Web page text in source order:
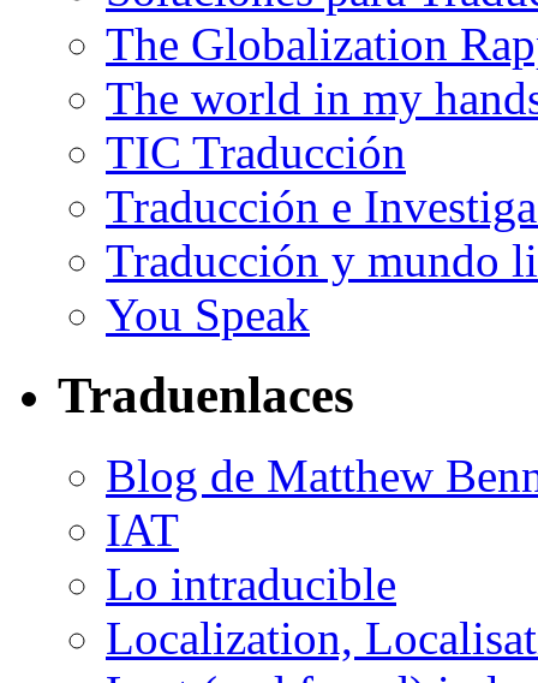
The Globalization
The world in my
TIC Traducción
Traducción e
Traducción y mundo
You Speak
Traduenlaces
Blog de Matthew
IAT
Lo intraducible
Localization,